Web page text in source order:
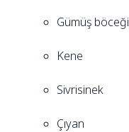
Gümüş böceği
Kene
Sivrisinek
Çıyan